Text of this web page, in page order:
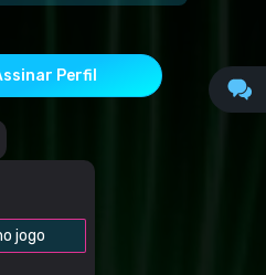
Perfil
jogo